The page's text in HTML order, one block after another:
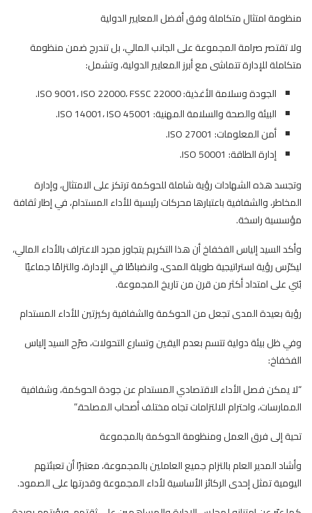
منظومة امتثال متكاملة وفق أفضل المعايير الدولية
ولا تقتصر صرامة المجموعة على الجانب المالي، بل تندرج ضمن منظومة
متكاملة للإدارة تتماشى مع أبرز المعايير الدولية، وتشمل:
الجودة وسلامة الأغذية: ISO 9001، ISO 22000، FSSC 22000.
البيئة والصحة والسلامة المهنية: ISO 14001، ISO 45001.
أمن المعلومات: ISO 27001.
إدارة الطاقة: ISO 50001.
وتجسد هذه الشهادات رؤية شاملة للحوكمة ترتكز على الامتثال، وإدارة
المخاطر، والشفافية باعتبارها محركات رئيسية للأداء المستدام، في إطار ثقافة
مؤسسية راسخة.
وأكد السيد إلياس الفخفاخ أن هذا التكريم يتجاوز مجرد الاعتراف بالأداء المالي،
ليكرّس رؤية استراتيجية طويلة المدى، وانضباطًا في الإدارة، والتزامًا جماعيًا
بُني على امتداد أكثر من قرن من تاريخ المجموعة.
رؤية بعيدة المدى تجعل من الحوكمة والشفافية ركيزتين للأداء المستدام
وفي ظل بيئة دولية تتسم بعدم اليقين وتسارع التحولات، صرّح السيد إلياس
الفخفاخ:
“لا يمكن فصل الأداء الاقتصادي المستدام عن جودة الحوكمة، وشفافية
الممارسات، واحترام الالتزامات تجاه مختلف أصحاب المصلحة.”
تحية إلى فرق العمل ومنظومة الحوكمة بالمجموعة
وأشاد المدير العام بالتزام جميع العاملين بالمجموعة، معتبرًا أن تعبئتهم
اليومية تمثل إحدى الركائز الأساسية لأداء المجموعة وقدرتها على الصمود.